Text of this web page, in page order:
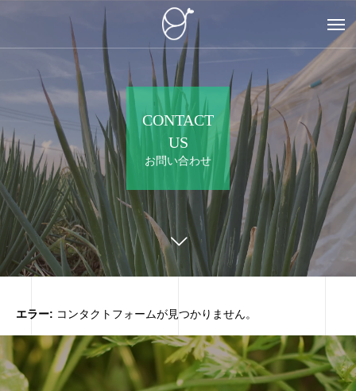
CONTACT
US
お問い合わせ
エラー: コンタクトフォームが見つかりません。